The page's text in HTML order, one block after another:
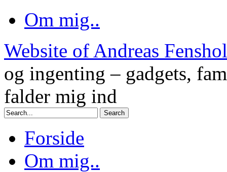
Om mig..
Website of Andreas
og ingenting – gadgets,
falder mig ind
Forside
Om mig..